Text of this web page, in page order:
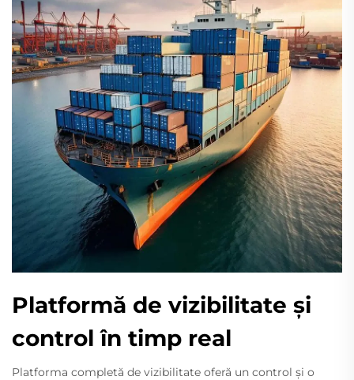
Platformă de vizibilitate și
control în timp real
Platforma completă de vizibilitate oferă un control și o